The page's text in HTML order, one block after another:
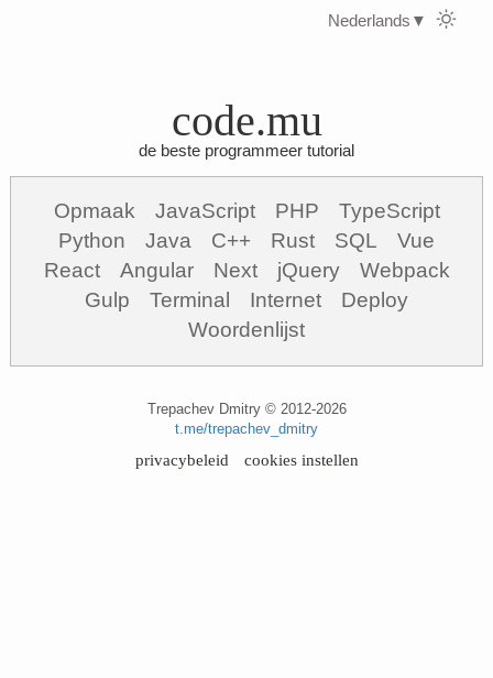
code.mu
de beste programmeer tutorial
Opmaak JavaScript PHP
TypeScript
Python
Java C++ Rust SQL
Vue
React
Angular Next jQuery
Webpack
Gulp
Terminal Internet
Deploy
Woordenlijst
Trepachev Dmitry © 2012-2026
t.me/trepachev_dmitry
privacybeleid cookies instellen
Nederlands ▼